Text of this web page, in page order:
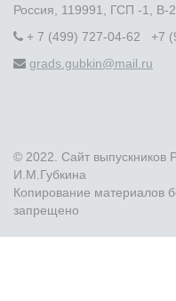
Россия, 119991, ГСП -1, В-
+ 7 (499) 727-04-62 +7
grads.gubkin@mail.ru
© 2022. Сайт
И.М.Губкина
Копирование материалов
запрещено